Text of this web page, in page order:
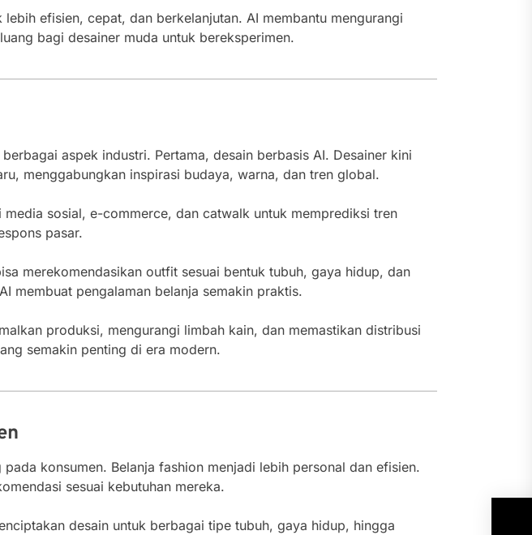
efisien, cepat, dan berkelanjutan. AI membantu mengurangi
bagi desainer muda untuk bereksperimen.
aspek industri. Pertama, desain berbasis AI. Desainer kini
menggabungkan inspirasi budaya, warna, dan tren global.
sosial, e-commerce, dan catwalk untuk memprediksi tren
pasar.
merekomendasikan outfit sesuai bentuk tubuh, gaya hidup, dan
membuat pengalaman belanja semakin praktis.
produksi, mengurangi limbah kain, dan memastikan distribusi
semakin penting di era modern.
konsumen. Belanja fashion menjadi lebih personal dan efisien.
sesuai kebutuhan mereka.
desain untuk berbagai tipe tubuh, gaya hidup, hingga